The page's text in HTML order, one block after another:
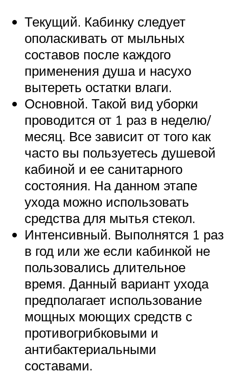
Текущий. Кабинку следует
ополаскивать от мыльных
составов после каждого
применения душа и насухо
вытереть остатки влаги.
Основной. Такой вид уборки
проводится от 1 раз в неделю/
месяц. Все зависит от того как
часто вы пользуетесь душевой
кабиной и ее санитарного
состояния. На данном этапе
ухода можно использовать
средства для мытья стекол.
Интенсивный. Выполнятся 1 раз
в год или же если кабинкой не
пользовались длительное
время. Данный вариант ухода
предполагает использование
мощных моющих средств с
противогрибковыми и
антибактериальными
составами.